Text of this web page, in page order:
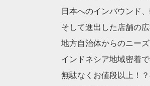
日本へのインバウンド
そして進出した店舗の
地方自治体からのニー
インドネシア地域密着で
無駄なくお値段以上！